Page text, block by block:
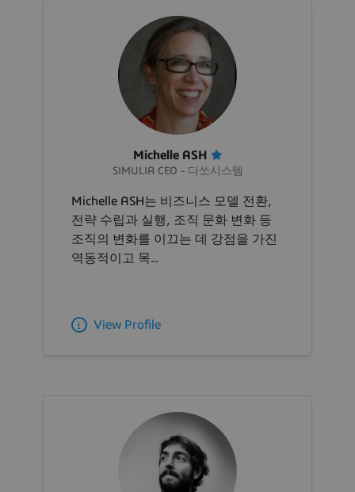
Michelle ASH
SIMULIA CEO - 다쏘시스템
Michelle ASH는 비즈니스 모델 전환,
전략 수립과 실행, 조직 문화 변화 등
조직의 변화를 이끄는 데 강점을 가진
역동적이고 목...
View Profile